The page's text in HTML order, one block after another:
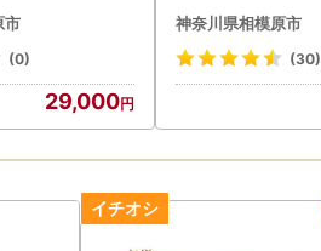
市
(0)
29,000
※離島への配送不可
神奈川県相模原市
(30)